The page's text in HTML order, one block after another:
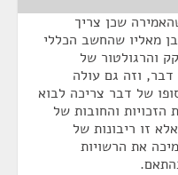
שכן צריך
מאליו שהחשב הכללי
והרגולטור של
דבר, וזה גם עולה
של דבר צריכה לבוא
הזכויות והחובות של
זו ריבונות של
את הרשויות